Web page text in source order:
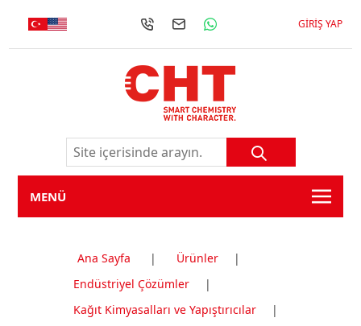
GIRIŞ YAP
MENÜ
Ana Sayfa | Ürünler
|
Endüstriyel Çözümler
|
Kağıt Kimyasalları ve Yapıştırıcılar
|